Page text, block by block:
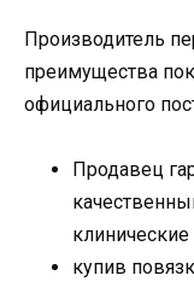
Производитель
преимущества
официального
Продавец
клинические
купив